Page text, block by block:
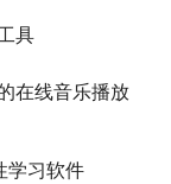
具
在线音乐播放
学习软件